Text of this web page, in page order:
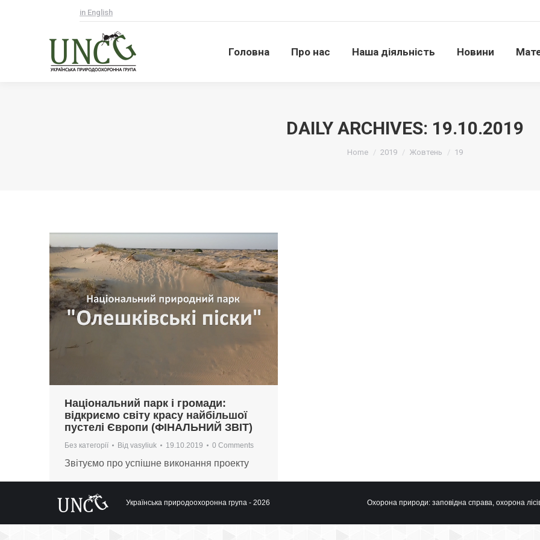
in English
Головна Про нас Наша діяльність Новини
DAILY ARCHIVES: 19.10.2019
Home 2019 Жовтень 19
Національний парк і громади:
відкриємо світу красу найбільшої
пустелі Європи (ФІНАЛЬНИЙ ЗВІТ)
Без категорії Від vasyliuk 19.10.2019 0 Comments
Звітуємо про успішне виконання проекту
Українська природоохоронна група - 2026 Охорона природи: заповідна справа, охорона
Головна Про нас Наша діяльність Новини